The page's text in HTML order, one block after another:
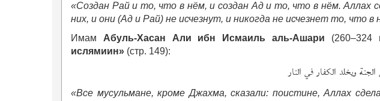
«Создан Рай и то, что в нём, и создан Ад и то, что в нём. Аллах
них, и они (Ад и Рай) не исчезнут, и никогда не исчезнет то, что в
Имам Абуль-Хасан Али ибн Исмаиль аль-Ашари (260–324
ислямиин» (стр. 149):
ويخلد الكفار في النار
«Все мусульмане, кроме Джахма, сказали: поистине, Аллах